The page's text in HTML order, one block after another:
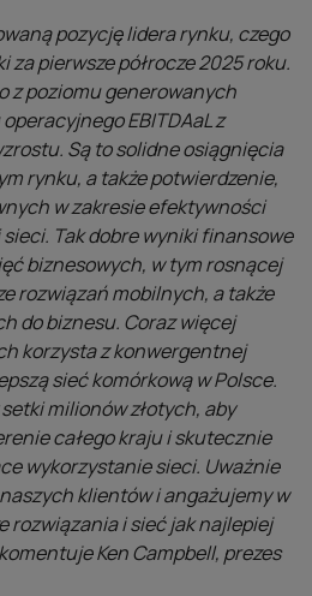
pozycję lidera rynku, czego
za pierwsze półrocze 2025 roku.
z poziomu generowanych
EBITDAaL z
Są to solidne osiągnięcia
rynku, a także potwierdzenie,
w zakresie efektywności
Tak dobre wyniki finansowe
biznesowych, w tym rosnącej
rozwiązań mobilnych, a także
do biznesu. Coraz więcej
korzysta z konwergentnej
sieć komórkową w Polsce.
milionów złotych, aby
całego kraju i skutecznie
wykorzystanie sieci. Uważnie
klientów i angażujemy w
rozwiązania i sieć jak najlepiej
Ken Campbell, prezes